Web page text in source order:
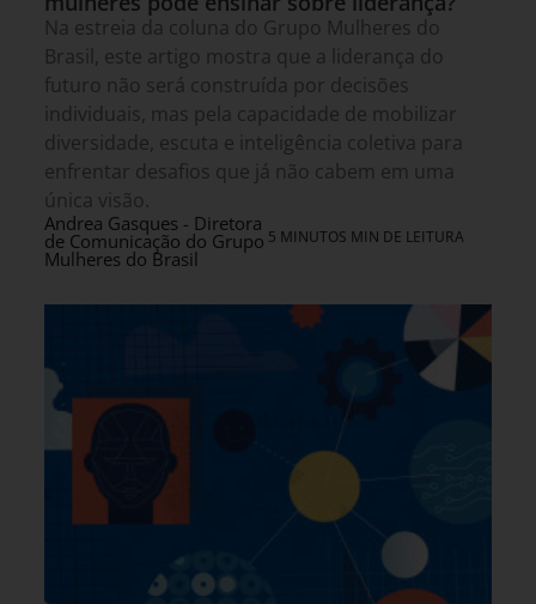
Na estreia da coluna do Grupo Mulheres do
Brasil, este artigo mostra que a liderança do
futuro não será construída por decisões
individuais, mas pela capacidade de mobilizar
diversidade, escuta e inteligência coletiva para
enfrentar desafios que já não cabem em uma
única visão.
Andrea Gasques - Diretora
de Comunicação do Grupo
Mulheres do Brasil
5 MINUTOS MIN DE LEITURA